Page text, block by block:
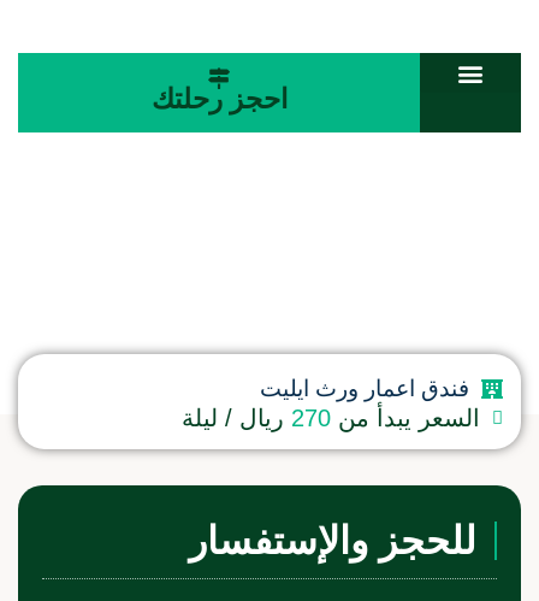
احجز رحلتك
فندق اعمار ورث ايليت
السعر يبدأ من 270 ريال / ليلة
للحجز والإستفسار